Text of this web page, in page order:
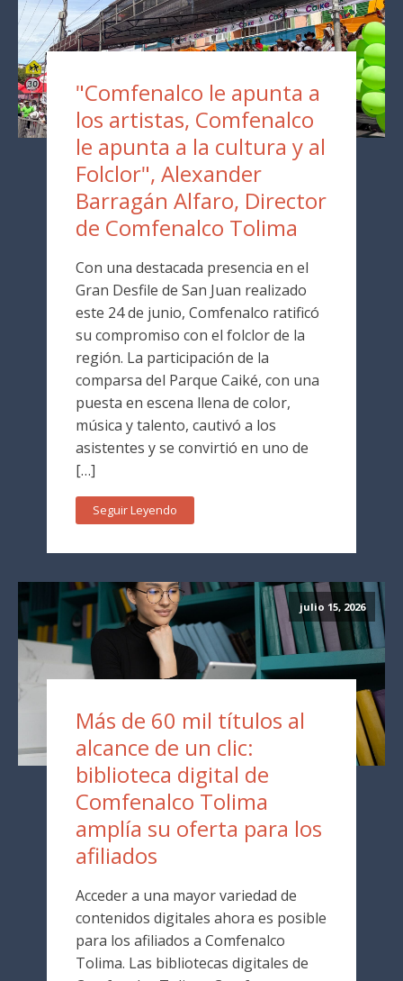
"Comfenalco le apunta a
los artistas, Comfenalco
le apunta a la cultura y al
Folclor", Alexander
Barragán Alfaro, Director
de Comfenalco Tolima
Con una destacada presencia en el
Gran Desfile de San Juan realizado
este 24 de junio, Comfenalco ratificó
su compromiso con el folclor de la
región. La participación de la
comparsa del Parque Caiké, con una
puesta en escena llena de color,
música y talento, cautivó a los
asistentes y se convirtió en uno de
[…]
Seguir Leyendo
julio 15, 2026
Más de 60 mil títulos al
alcance de un clic:
biblioteca digital de
Comfenalco Tolima
amplía su oferta para los
afiliados
Acceder a una mayor variedad de
contenidos digitales ahora es posible
para los afiliados a Comfenalco
Tolima. Las bibliotecas digitales de